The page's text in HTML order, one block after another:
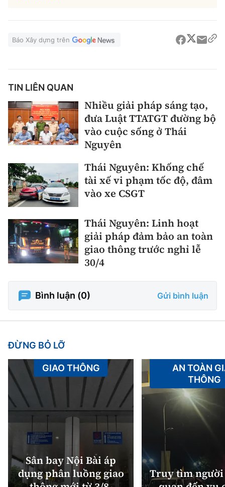
Báo Xây dựng trên
TIN LIÊN QUAN
Nhiều giải pháp sáng tạo,
đưa Luật TTATGT đường bộ
vào cuộc sống ở Thái
Nguyên
Thái Nguyên: Khống chế
tài xế vi phạm tốc độ, đâm
vào xe CSGT
Thái Nguyên: Linh hoạt
giải pháp đảm bảo an toàn
giao thông trước nghỉ lễ
30/4
Bình luận (0) Gửi bình luận
ĐỪNG BỎ LỠ
Sân bay Nội Bài áp
dụng phân luồng giao
GIAO THÔNG
Truy tìm
AN TOÀN
THÔNG